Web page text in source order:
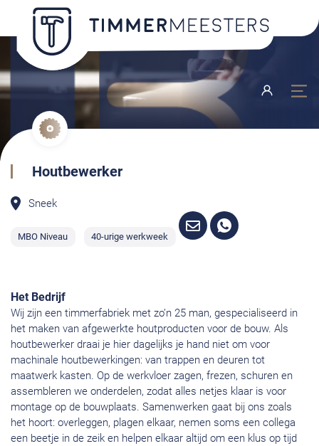
Houtbewerker
Sneek
MBO Niveau 40-urige werkweek
Het Bedrijf
Wij zijn een timmerfabriek met zo’n 25 man, gespecialiseerd in
het maken van afgewerkte houtproducten voor de bouw. Als
houtbewerker draai je hier dagelijks je hand niet om voor
machinale houtbewerkingen: van trappen en deuren tot
maatwerk kasten. Op de werkvloer zagen, frezen, schuren en
assembleren we onderdelen, zodat alles netjes klaar is voor
montage op de bouwplaats. Samenwerken gaat bij ons zoals
het hoort: overleggen, plagen elkaar, nemen soms een collega
een beetje in de zeik en helpen elkaar altijd om een klus op tijd